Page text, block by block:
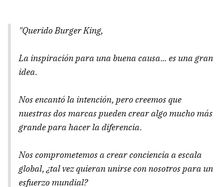
"Querido Burger King,
La inspiración para una buena causa... es una gran
idea.
Nos encantó la intención, pero creemos que
nuestras dos marcas pueden crear algo mucho más
grande para hacer la diferencia.
Nos comprometemos a crear conciencia a escala
global, ¿tal vez quieran unirse con nosotros para un
esfuerzo mundial?